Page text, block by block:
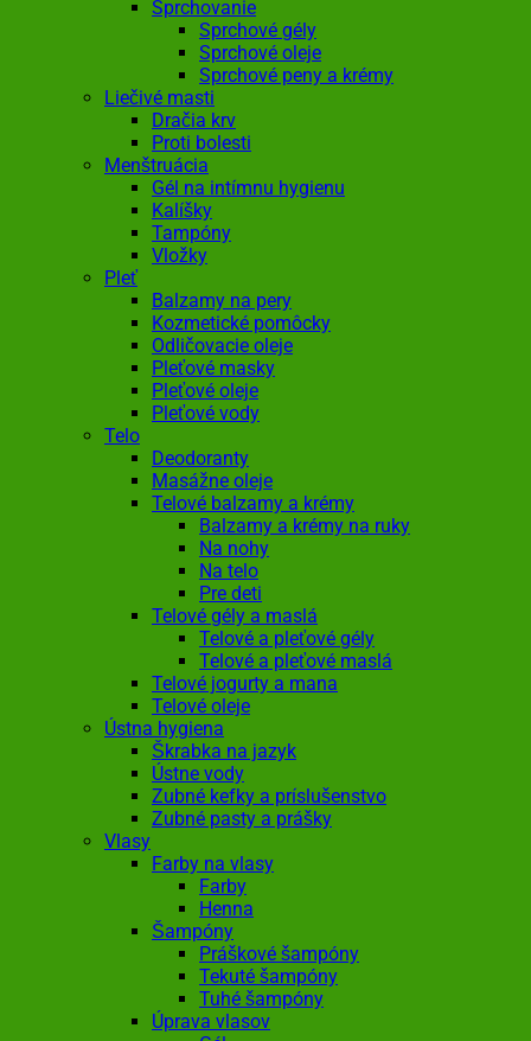
Sprchovanie
Sprchové gély
Sprchové oleje
Sprchové peny a krémy
Liečivé masti
Dračia krv
Proti bolesti
Menštruácia
Gél na intímnu hygienu
Kalíšky
Tampóny
Vložky
Pleť
Balzamy na pery
Kozmetické pomôcky
Odličovacie oleje
Pleťové masky
Pleťové oleje
Pleťové vody
Telo
Deodoranty
Masážne oleje
Telové balzamy a krémy
Balzamy a krémy na ruky
Na nohy
Na telo
Pre deti
Telové gély a maslá
Telové a pleťové gély
Telové a pleťové maslá
Telové jogurty a mana
Telové oleje
Ústna hygiena
Škrabka na jazyk
Ústne vody
Zubné kefky a príslušenstvo
Zubné pasty a prášky
Vlasy
Farby na vlasy
Farby
Henna
Šampóny
Práškové šampóny
Tekuté šampóny
Tuhé šampóny
Úprava vlasov